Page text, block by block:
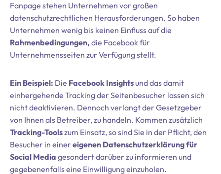
Fanpage stehen Unternehmen vor großen
datenschutzrechtlichen Herausforderungen. So haben
Unternehmen wenig bis keinen Einfluss auf die
Rahmenbedingungen, die Facebook für
Unternehmensseiten zur Verfügung stellt.
Ein Beispiel: Die Facebook Insightsund das damit
einhergehende Tracking der Seitenbesucher lassen sich
nicht deaktivieren. Dennoch verlangt der Gesetzgeber
von Ihnen als Betreiber, zu handeln. Kommen zusätzlich
Tracking-Toolszum Einsatz, so sind Sie in der Pflicht, den
Besucher in einereigenen Datenschutzerklärung für
Social Media gesondert darüber zu informieren und
gegebenenfalls eine Einwilligung einzuholen.